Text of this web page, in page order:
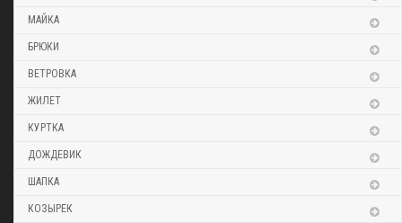
МАЙКА
БРЮКИ
ВЕТРОВКА
ЖИЛЕТ
КУРТКА
ДОЖДЕВИК
ШАПКА
КОЗЫРЕК